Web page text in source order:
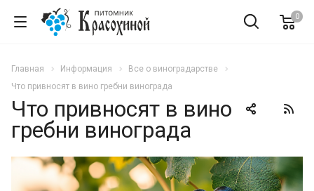
0
Главная Информация
Все о виноградарстве
Что привносят в вино гребни винограда
Что привносят в вино
гребни винограда